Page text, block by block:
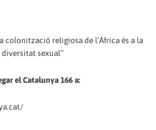
colonització religiosa de l’Àfrica és a la
diversitat sexual”
el Catalunya 166 a: